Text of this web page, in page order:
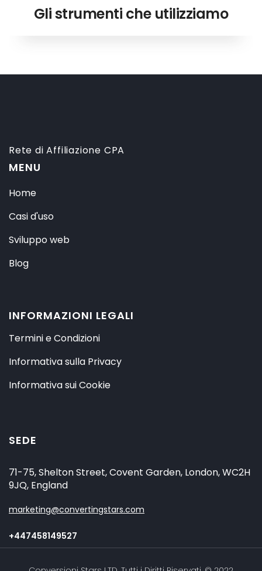
Gli strumenti che utilizziamo
Rete di Affiliazione CPA
MENU
Home
Casi d'uso
Sviluppo web
Blog
INFORMAZIONI LEGALI
Termini e Condizioni
Informativa sulla Privacy
Informativa sui Cookie
SEDE
71-75, Shelton Street, Covent Garden, London, WC2H
9JQ, England
marketing@convertingstars.com
+447458149527